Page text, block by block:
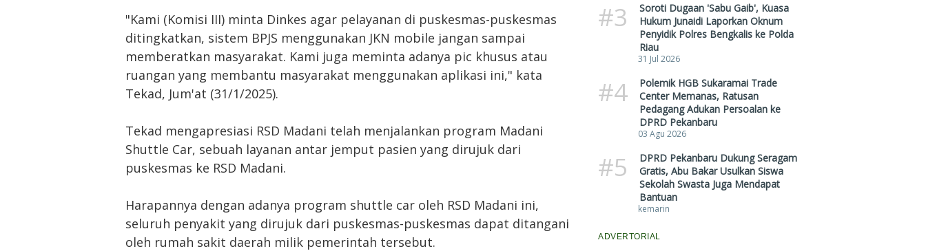
"Kami (Komisi III) minta Dinkes agar pelayanan di puskesmas-puskesmas
ditingkatkan, sistem BPJS menggunakan JKN mobile jangan sampai
memberatkan masyarakat. Kami juga meminta adanya pic khusus atau
ruangan yang membantu masyarakat menggunakan aplikasi ini," kata
Tekad, Jum'at (31/1/2025).
Tekad mengapresiasi RSD Madani telah menjalankan program Madani
Shuttle Car, sebuah layanan antar jemput pasien yang dirujuk dari
puskesmas ke RSD Madani.
Harapannya dengan adanya program shuttle car oleh RSD Madani ini,
seluruh penyakit yang dirujuk dari puskesmas-puskesmas dapat ditangani
oleh rumah sakit daerah milik pemerintah tersebut.
#3
Soroti Dugaan 'Sabu Gaib', Kuasa
Hukum Junaidi Laporkan Oknum
Penyidik Polres Bengkalis ke Polda
Riau
31 Jul 2026
#4
Polemik HGB Sukaramai Trade
Center Memanas, Ratusan
Pedagang Adukan Persoalan ke
DPRD Pekanbaru
03 Agu 2026
#5
DPRD Pekanbaru Dukung Seragam
Gratis, Abu Bakar Usulkan Siswa
Sekolah Swasta Juga Mendapat
Bantuan
kemarin
ADVERTORIAL